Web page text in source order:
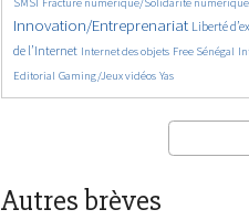
Innovation/Entreprenariat
1365/5557
Liberté
de l’Internet
50/5557 Internet des objets
174/5557 Free Sénégal
879/5557
202/5557
Editorial
68/5557Gaming/Jeux vidéos
28/5557 Yas
Autres brèves